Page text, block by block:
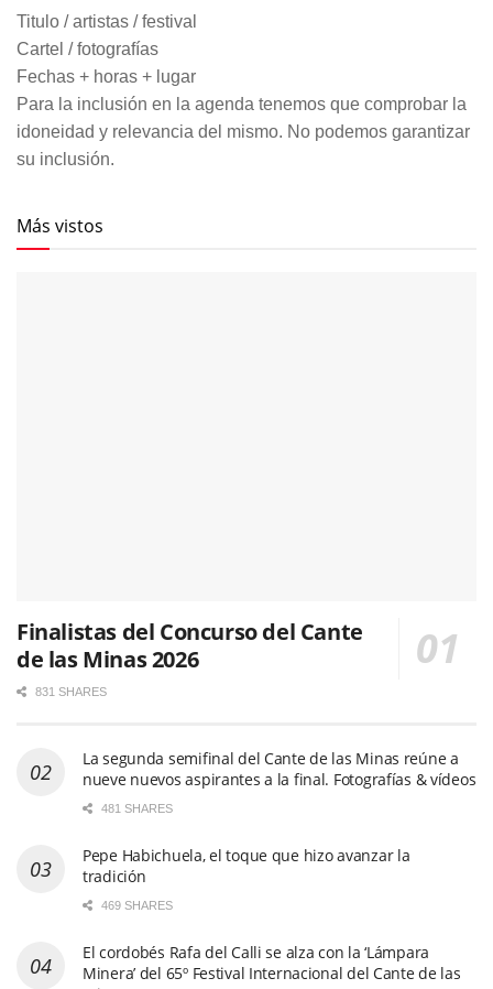
Titulo / artistas / festival
Cartel / fotografías
Fechas + horas + lugar
Para la inclusión en la agenda tenemos que comprobar la
idoneidad y relevancia del mismo. No podemos garantizar
su inclusión.
Más vistos
Finalistas del Concurso del Cante
de las Minas 2026
831 SHARES
La segunda semifinal del Cante de las Minas reúne a
nueve nuevos aspirantes a la final. Fotografías & vídeos
481 SHARES
Pepe Habichuela, el toque que hizo avanzar la
tradición
469 SHARES
El cordobés Rafa del Calli se alza con la ‘Lámpara
Minera’ del 65º Festival Internacional del Cante de las